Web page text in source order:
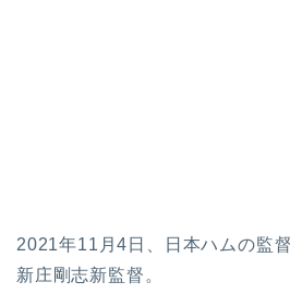
2021年11月4日、日本ハムの監
新庄剛志新監督。